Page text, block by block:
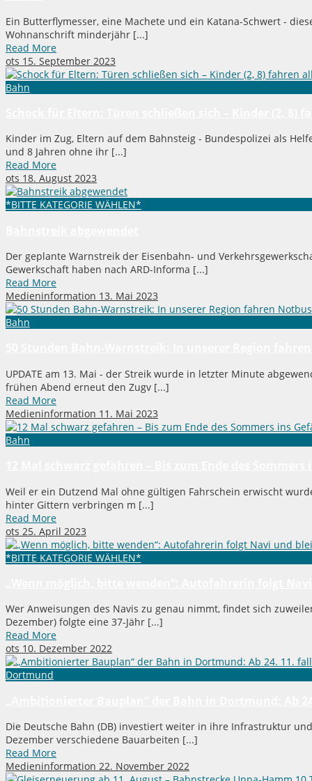
Ein Butterflymesser, eine Machete und ein Katana-Schwert -
Wohnanschrift minderjähr [...]
Read More
ots 15. September 2023
Bahn
Kinder im Zug, Eltern auf dem Bahnsteig - Bundespolizei als
und 8 Jahren ohne ihr [...]
Read More
ots 18. August 2023
*BITTE KATEGORIE WÄHLEN*
Der geplante Warnstreik der Eisenbahn- und
Gewerkschaft haben nach ARD-Informa [...]
Read More
Medieninformation 13. Mai 2023
Bahn
UPDATE am 13. Mai - der Streik wurde in letzter Minute
frühen Abend erneut den Zugv [...]
Read More
Medieninformation 11. Mai 2023
Bahn
Weil er ein Dutzend Mal ohne gültigen Fahrschein erwischt
hinter Gittern verbringen m [...]
Read More
ots 25. April 2023
*BITTE KATEGORIE WÄHLEN*
Wer Anweisungen des Navis zu genau nimmt, findet sich
Dezember) folgte eine 37-Jähr [...]
Read More
ots 10. Dezember 2022
Dortmund
Die Deutsche Bahn (DB) investiert weiter in ihre Infrastruktur
Dezember verschiedene Bauarbeiten [...]
Read More
Medieninformation 22. November 2022